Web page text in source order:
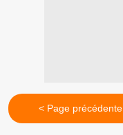
< Page précédente